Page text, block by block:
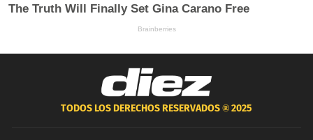
TODOS LOS DERECHOS RESERVADOS ®2025